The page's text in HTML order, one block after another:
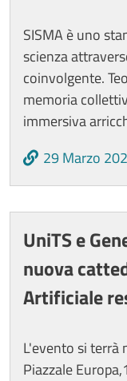
SISMA è uno
scienza
coinvolgente.
memoria
immersiva
29 Marzo
UniTS e
nuova
Artificiale
L'evento si terrà
Piazzale Europa,1